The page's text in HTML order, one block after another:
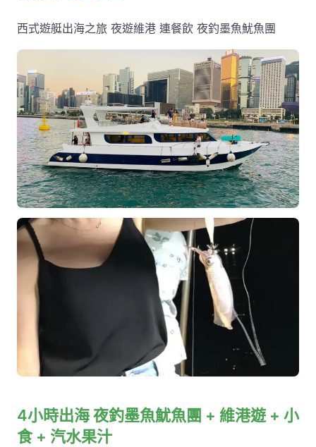
西式遊艇出海之旅 夜遊維港 連餐飲 夜釣墨魚魷魚團
4小時出海 夜釣墨魚魷魚團 + 維港遊 + 小
食 + 汽水果汁